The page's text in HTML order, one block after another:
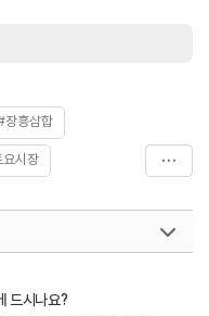
장흥삼합
시장
드시나요?